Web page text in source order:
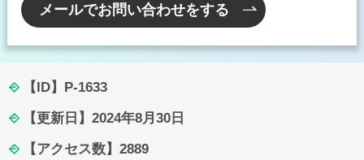
メールでお問い合わせをする
【ID】 P-1633
【更新日】 2024年8月30日
【アクセス数】 2889